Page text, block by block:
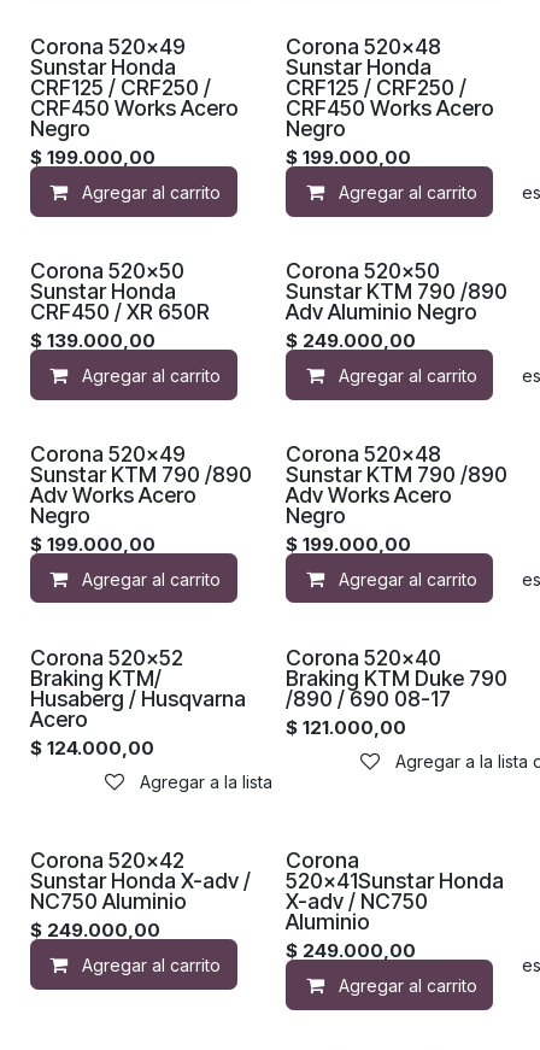
Proximamente
Corona 520x49
Sunstar Honda
CRF125 / CRF250 /
CRF450 Works Acero
Negro
$ 199.000,00
Agregar al carrito Agregar a la lista de
Proximamente
Corona 520x48
Sunstar Honda
CRF125 / CRF250 /
CRF450 Works Acero
Negro
$199.000,00
Agregar al carrito
Corona 520x50
Sunstar Honda
CRF450 / XR 650R
$ 139.000,00
Agregar al carrito Agregar a la lista de
Corona 520x50
Sunstar KTM 790 /890
Adv Aluminio Negro
$ 249.000,00
Agregar al carrito
Proximamente
Corona 520x49
Sunstar KTM 790 /890
Adv Works Acero
Negro
$ 199.000,00
Agregar al carrito Agregar a la lista de
Proximamente
Corona 520x48
Sunstar KTM 790 /890
Adv Works Acero
Negro
$199.000,00
Agregar al carrito
Corona 520x52
Braking KTM/
Husaberg / Husqvarna
Acero
$ 124.000,00
Agregar a la lista de deseos
Corona 520x40
Braking KTM Duke 790
/890 / 690 08-17
$121.000,00
Agregar a la lista
Corona 520x42
Sunstar Honda X-adv /
NC750 Aluminio
$ 249.000,00
Agregar al carrito Agregar a la lista de
Corona
520x41Sunstar Honda
X-adv / NC750
Aluminio
$ 249.000,00
Agregar al carrito